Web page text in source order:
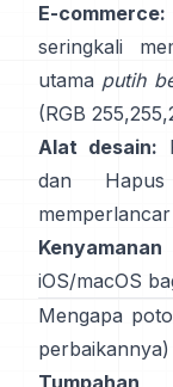
E-commerce:
seringkali
utama putih
(RGB
Alat desain:
dan
iOS/macOS
Mengapa
perbaikannya)
Tumpahan